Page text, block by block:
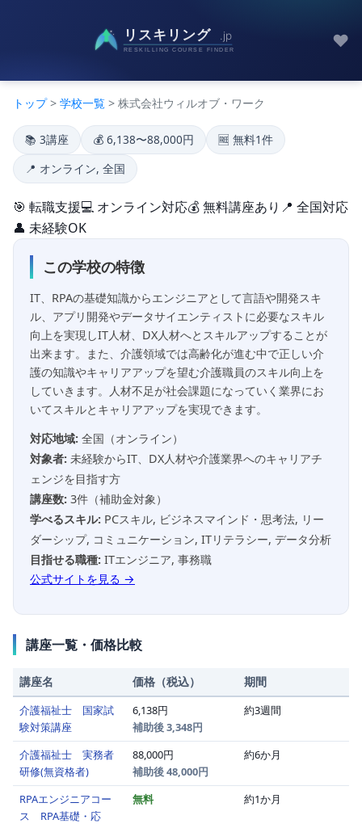
♥
トップ> 学校一覧 > 株式会社ウィルオブ・ワーク
📚 3講座 💰 6,138〜88,000円
🆓 無料1件
📍 オンライン, 全国
🎯 転職支援💻 オンライン対応💰 無料講座あり 📍 全国対応
👤 未経験OK
この学校の特徴
IT、RPAの基礎知識からエンジニアとして言語や開発スキ
ル、アプリ開発やデータサイエンティストに必要なスキル
向上を実現しIT人材、DX人材へとスキルアップすることが
出来ます。また、介護領域では高齢化が進む中で正しい介
護の知識やキャリアアップを望む介護職員のスキル向上を
していきます。人材不足が社会課題になっていく業界にお
いてスキルとキャリアアップを実現できます。
対応地域: 全国（オンライン）
対象者: 未経験からIT、DX人材や介護業界へのキャリアチ
ェンジを目指す方
講座数: 3件（補助金対象）
学べるスキル: PCスキル, ビジネスマインド・思考法, リー
ダーシップ, コミュニケーション, ITリテラシー, データ分析
目指せる職種: ITエンジニア, 事務職
公式サイトを見る →
講座一覧・価格比較
講座名 価格（税込） 期間
介護福祉士 国家試
験対策講座
6,138円
補助後 3,348円
約3週間
介護福祉士 実務者
研修(無資格者)
88,000円
補助後 48,000円
約6か月
RPAエンジニアコー
ス RPA基礎・応
無料 約1か月